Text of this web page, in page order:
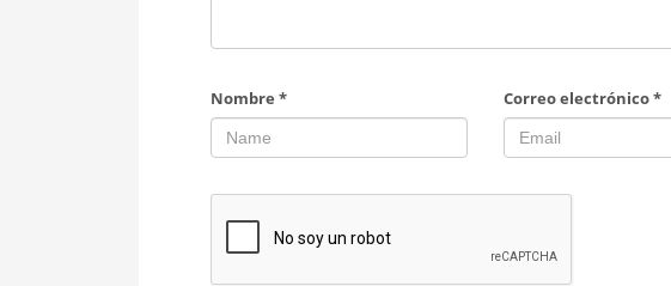
Nombre * Correo electrónico*